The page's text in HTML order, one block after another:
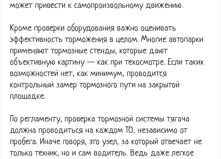
может привести к самопроизвольному движению.
Кроме проверки оборудования важно оценивать
эффективность торможения в целом. Многие автопарки
применяют тормозные стенды, которые дают
объективную картину — как при техосмотре. Если таких
возможностей нет, как минимум, проводится
контрольный замер тормозного пути на закрытой
площадке.
По регламенту, проверка тормозной системы тягача
должна проводиться на каждом ТО, независимо от
пробега. Иначе говоря, это узел, за который отвечает не
только техник, но и сам водитель. Ведь даже легкое